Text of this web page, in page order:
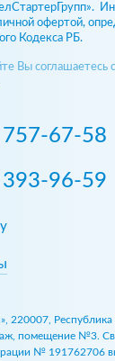
офертой,
Кодекса РБ.
Вы соглашаетесь с
757-67-58
393-96-59
220007, Республика
помещение №3.
№ 191762706